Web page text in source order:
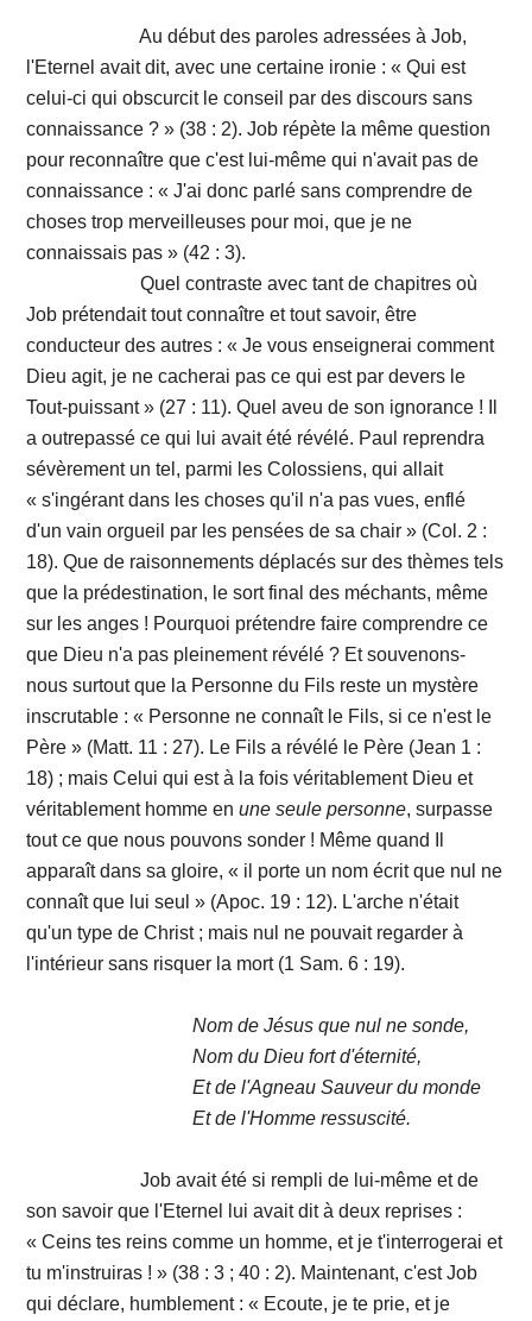
Au début des paroles adressées à Job,
l'Eternel avait dit, avec une certaine ironie : « Qui est
celui-ci qui obscurcit le conseil par des discours sans
connaissance ? » (38 : 2). Job répète la même question
pour reconnaître que c'est lui-même qui n'avait pas de
connaissance : « J'ai donc parlé sans comprendre de
choses trop merveilleuses pour moi, que je ne
connaissais pas » (42 : 3).
Quel contraste avec tant de chapitres où
Job prétendait tout connaître et tout savoir, être
conducteur des autres : « Je vous enseignerai comment
Dieu agit, je ne cacherai pas ce qui est par devers le
Tout-puissant » (27 : 11). Quel aveu de son ignorance ! Il
a outrepassé ce qui lui avait été révélé. Paul reprendra
sévèrement un tel, parmi les Colossiens, qui allait
« s'ingérant dans les choses qu'il n'a pas vues, enflé
d'un vain orgueil par les pensées de sa chair » (Col. 2 :
18). Que de raisonnements déplacés sur des thèmes tels
que la prédestination, le sort final des méchants, même
sur les anges ! Pourquoi prétendre faire comprendre ce
que Dieu n'a pas pleinement révélé ? Et souvenons-
nous surtout que la Personne du Fils reste un mystère
inscrutable : « Personne ne connaît le Fils, si ce n'est le
Père » (Matt. 11 : 27). Le Fils a révélé le Père (Jean 1 :
18) ; mais Celui qui est à la fois véritablement Dieu et
véritablement homme enune seule personne, surpasse
tout ce que nous pouvons sonder ! Même quand Il
apparaît dans sa gloire, « il porte un nom écrit que nul ne
connaît que lui seul » (Apoc. 19 : 12). L'arche n'était
qu'un type de Christ ; mais nul ne pouvait regarder à
l'intérieur sans risquer la mort (1 Sam. 6 : 19).
Nom de Jésus que nul ne sonde,
Nom du Dieu fort d'éternité,
Et de l'Agneau Sauveur du monde
Et de l'Homme ressuscité.
Job avait été si rempli de lui-même et de
son savoir que l'Eternel lui avait dit à deux reprises :
« Ceins tes reins comme un homme, et je t'interrogerai et
tu m'instruiras ! » (38 : 3 ; 40 : 2). Maintenant, c'est Job
qui déclare, humblement : « Ecoute, je te prie, et je